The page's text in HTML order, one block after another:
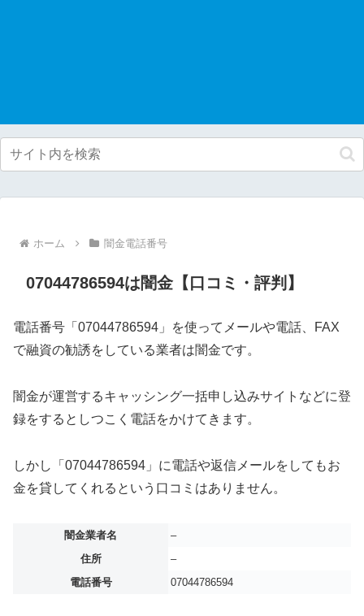
ホーム 闇金電話番号
07044786594は闇金【口コミ・評判】
電話番号「07044786594」を使ってメールや電話、FAX
で融資の勧誘をしている業者は闇金です。
闇金が運営するキャッシング一括申し込みサイトなどに登
録をするとしつこく電話をかけてきます。
しかし「07044786594」に電話や返信メールをしてもお
金を貸してくれるという口コミはありません。
闇金業者名
–
住所
–
電話番号
07044786594